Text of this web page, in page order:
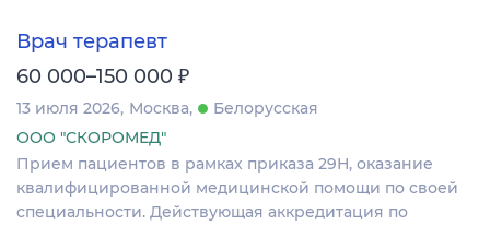
Врач терапевт
60 000–150 000 ₽
13 июля 2026 Москва
Белорусская
ООО "СКОРОМЕД"
Прием пациентов в рамках приказа 29Н, оказание
квалифицированной медицинской помощи по своей
специальности. Действующая аккредитация по